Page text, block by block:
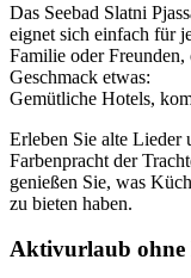
Das Seebad Slatni
eignet sich einfach für
Familie oder
Geschmack etwas:
Gemütliche Hotels,
Erleben Sie alte Lieder
Farbenpracht der
genießen Sie, was
zu bieten haben.
Aktivurlaub ohne